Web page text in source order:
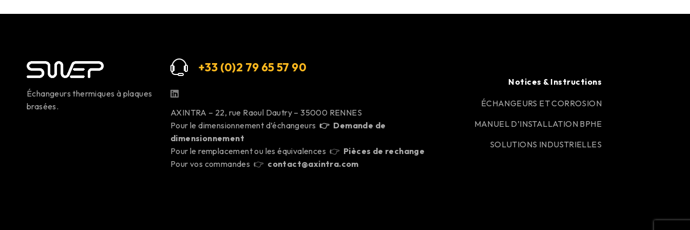
Échangeurs thermiques à plaques
brasées.
+33 (0)2 79 65 57 90
AXINTRA – 22, rue Raoul Dautry – 35000 RENNES
Pour le dimensionnement d’échangeurs👉 Demande de
dimensionnement
Pour le remplacement ou les équivalences 👉 Pièces de rechange
Pour vos commandes 👉 contact@axintra.com
Notices & Instructions
ÉCHANGEURS ET CORROSION
MANUEL D’INSTALLATION BPHE
SOLUTIONS INDUSTRIELLES